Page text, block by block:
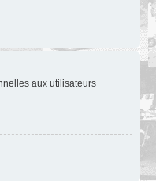
aux utilisateurs